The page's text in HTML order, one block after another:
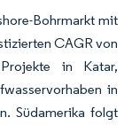
Bohrmarkt mit
CAGR von
in Katar,
in
Südamerika folgt